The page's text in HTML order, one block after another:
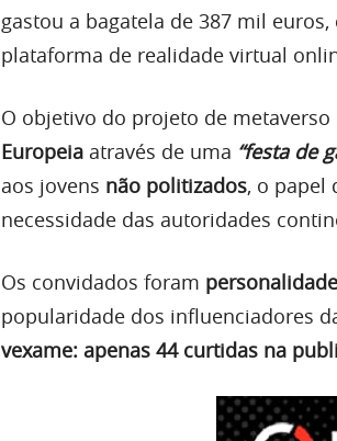
gastou a bagatela de 387 mil
plataforma de realidade virtual
O objetivo do projeto de metaverso
Europeia através de uma “festa de
aos jovens não politizados, o papel
necessidade das autoridades
Os convidados foram
popularidade dos influenciadores
vexame: apenas 44 curtidas na